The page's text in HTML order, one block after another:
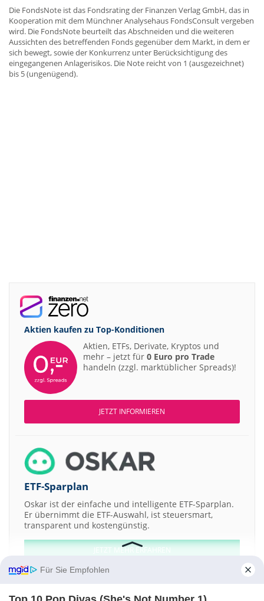
Die FondsNote ist das Fondsrating der Finanzen Verlag GmbH, das in
Kooperation mit dem Münchner Analysehaus FondsConsult vergeben
wird. Die FondsNote beurteilt das Abschneiden und die weiteren
Aussichten des betreffenden Fonds gegenüber dem Markt, in dem er
sich bewegt, sowie der Konkurrenz unter Berücksichtigung des
eingegangenen Anlagerisikos. Die Note reicht von 1 (ausgezeichnet)
bis 5 (ungenügend).
Aktien kaufen zu Top-Konditionen
Aktien, ETFs, Derivate, Kryptos und
mehr – jetzt für 0 Euro pro Trade
handeln (zzgl. marktüblicher Spreads)!
JETZT INFORMIEREN
ETF-Sparplan
Oskar ist der einfache und intelligente ETF-Sparplan.
Er übernimmt die ETF-Auswahl, ist steuersmart,
transparent und kostengünstig.
JETZT MEHR ERFAHREN
Für Sie Empfohlen